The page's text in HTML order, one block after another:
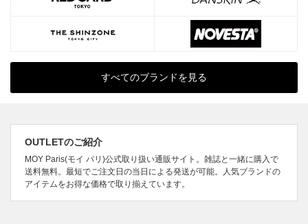
すべてのブランドを見る
OUTLETのご紹介
MOY Paris(モイ パリ)公式取り扱い通販サイト。雑誌と一緒に購入で
送料無料。最短でご注文日の当日による発送が可能。人気ブランドの
アイテムをお得な価格で取り揃えています。